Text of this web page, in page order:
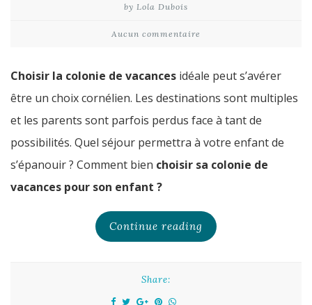
by Lola Dubois
Aucun commentaire
Choisir la colonie de vacances idéale peut s’avérer
être un choix cornélien. Les destinations sont multiples
et les parents sont parfois perdus face à tant de
possibilités. Quel séjour permettra à votre enfant de
s’épanouir ? Comment bien choisir sa colonie de
vacances pour son enfant ?
Continue reading
Share: